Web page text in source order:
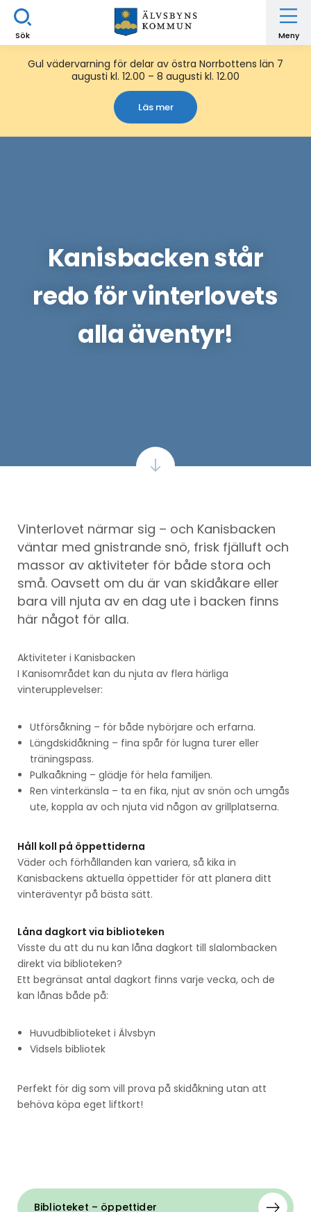
Sök Meny
Gul vädervarning för delar av östra Norrbottens län 7
augusti kl. 12.00 – 8 augusti kl. 12.00
Läs mer
Kanisbacken står
redo för vinterlovets
alla äventyr!
Vinterlovet närmar sig – och Kanisbacken
väntar med gnistrande snö, frisk fjälluft och
massor av aktiviteter för både stora och
små. Oavsett om du är van skidåkare eller
bara vill njuta av en dag ute i backen finns
här något för alla.
Aktiviteter i Kanisbacken
I Kanisområdet kan du njuta av flera härliga
vinterupplevelser:
Utförsåkning – för både nybörjare och erfarna.
Längdskidåkning – fina spår för lugna turer eller
träningspass.
Pulkaåkning – glädje för hela familjen.
Ren vinterkänsla – ta en fika, njut av snön och umgås
ute, koppla av och njuta vid någon av grillplatserna.
Håll koll på öppettiderna
Väder och förhållanden kan variera, så kika in
Kanisbackens aktuella öppettider för att planera ditt
vinteräventyr på bästa sätt.
Låna dagkort via biblioteken
Visste du att du nu kan låna dagkort till slalombacken
direkt via biblioteken?
Ett begränsat antal dagkort finns varje vecka, och de
kan lånas både på:
Huvudbiblioteket i Älvsbyn
Vidsels bibliotek
Perfekt för dig som vill prova på skidåkning utan att
behöva köpa eget liftkort!
Biblioteket – öppettider